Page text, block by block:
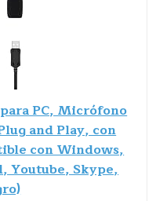
PC, Micrófono
and Play, con
con Windows,
Youtube, Skype,